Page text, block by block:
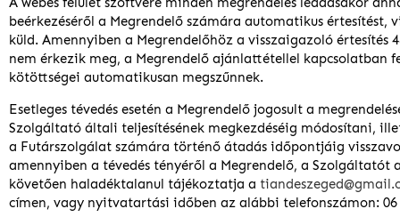
beérkezéséről a Megrendelő számára automatikus értesítést,
küld. Amennyiben a Megrendelőhöz a visszaigazoló értesítés
nem érkezik meg, a Megrendelő ajánlattétellel kapcsolatban
kötöttségei automatikusan megszűnnek.
Esetleges tévedés esetén a Megrendelő jogosult a
Szolgáltató általi teljesítésének megkezdéséig módosítani,
a Futárszolgálat számára történő átadás időpontjáig
amennyiben a tévedés tényéről a Megrendelő, a Szolgáltatót
követően haladéktalanul tájékoztatja a
címen, vagy nyitvatartási időben az alábbi telefonszámon: 06